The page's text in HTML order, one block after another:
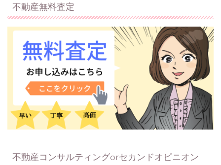
不動産無料査定
不動産コンサルティングorセカンドオピニオン